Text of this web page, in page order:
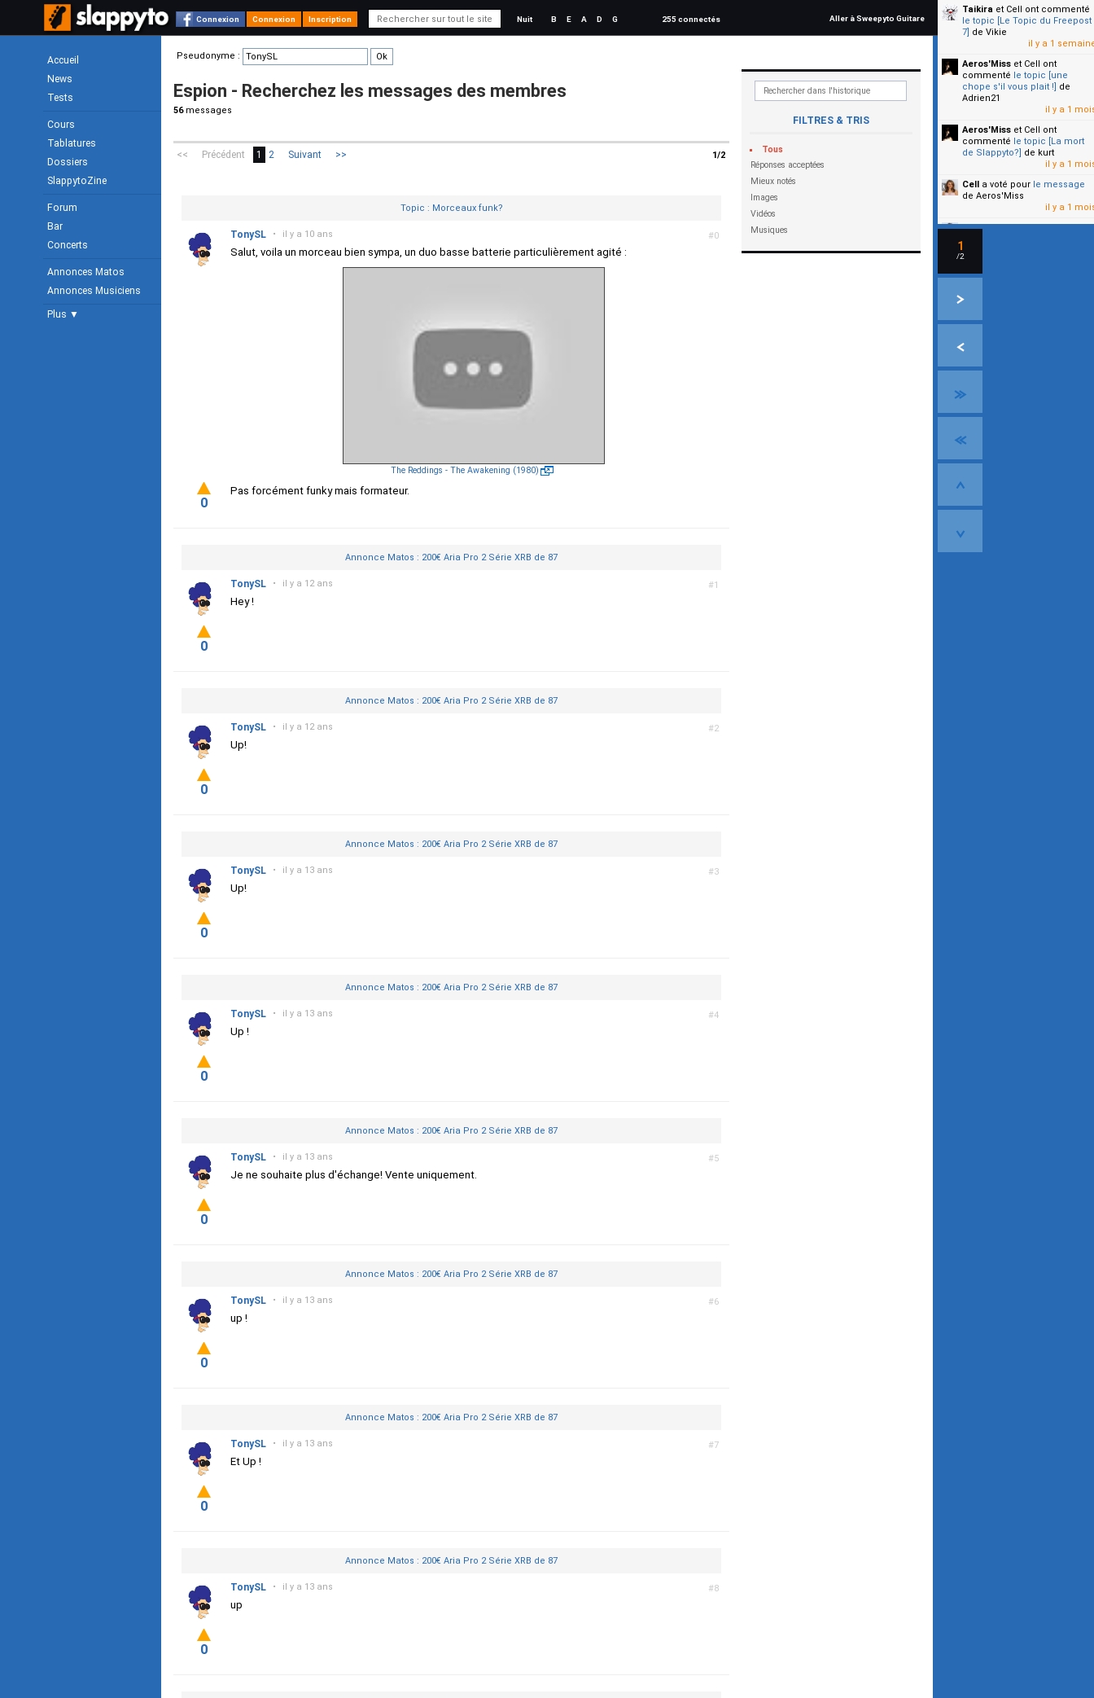
Connexion Connexion Inscription Nuit B E A D G 255 connectés Aller à Sweepyto Guitare
Accueil
News
Tests
Cours
Tablatures
Dossiers
SlappytoZine
Forum
Bar
Concerts
Annonces Matos
Annonces Musiciens
Plus ▼
Pseudonyme :
Espion - Recherchez les messages des membres
56messages
FILTRES & TRIS
Tous
Réponses acceptées
Mieux notés
Images
Vidéos
Musiques
1/2
<< Précédent 1 2 Suivant >>
Topic : Morceaux funk?
#0
TonySL • il y a 10 ans
Salut, voila un morceau bien sympa, un duo basse batterie particulièrement agité :
The Reddings - The Awakening (1980)
Pas forcément funky mais formateur.
0
Annonce Matos : 200€ Aria Pro 2 Série XRB de 87
#1
TonySL • il y a 12 ans
Hey !
0
Annonce Matos : 200€ Aria Pro 2 Série XRB de 87
#2
TonySL • il y a 12 ans
Up!
0
Annonce Matos : 200€ Aria Pro 2 Série XRB de 87
#3
TonySL • il y a 13 ans
Up!
0
Annonce Matos : 200€ Aria Pro 2 Série XRB de 87
#4
TonySL • il y a 13 ans
Up !
0
Annonce Matos : 200€ Aria Pro 2 Série XRB de 87
#5
TonySL • il y a 13 ans
Je ne souhaite plus d'échange! Vente uniquement.
0
Annonce Matos : 200€ Aria Pro 2 Série XRB de 87
#6
TonySL • il y a 13 ans
up !
0
Annonce Matos : 200€ Aria Pro 2 Série XRB de 87
#7
TonySL • il y a 13 ans
Et Up !
0
Annonce Matos : 200€ Aria Pro 2 Série XRB de 87
#8
TonySL • il y a 13 ans
up
0
1
/2
Taikira et Cell ont commenté
le topic [Le Topic du Freepost
7] de Vikie
il y a 1
Aeros'Miss et Cell ont
commenté le topic [une
chope s'il vous plait !] de
Adrien21
il y a 1
Aeros'Miss et Cell ont
commenté le topic [La mort
de Slappyto?] de kurt
il y a 1
Cell a voté pour le message
de Aeros'Miss
il y a 1
Cella voté pourle message